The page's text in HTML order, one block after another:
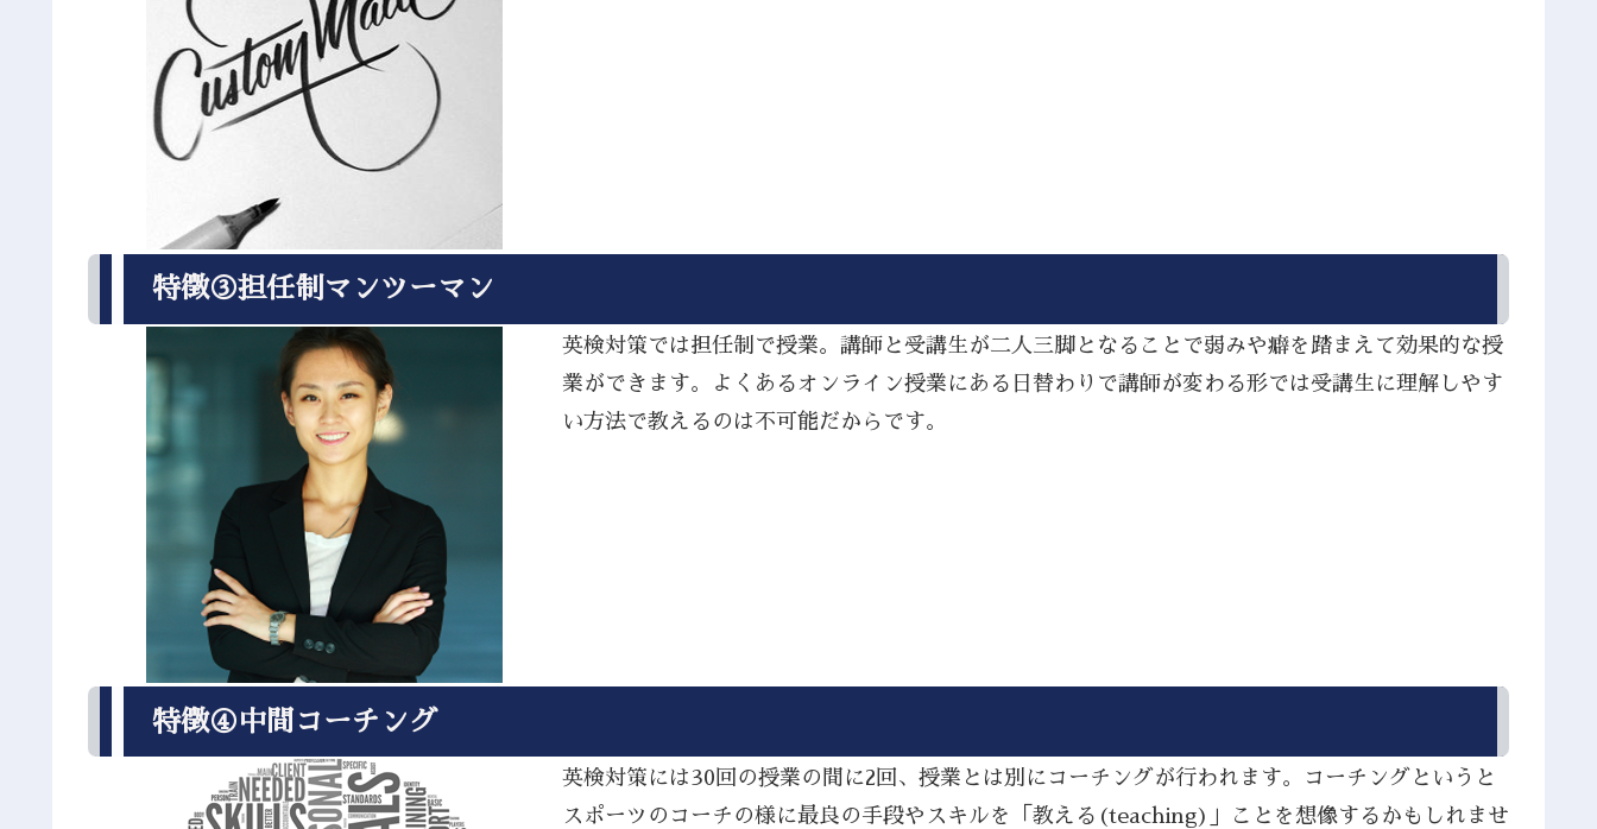
特徴③担任制マンツーマン
英検対策では担任制で授業。講師と受講生が二人三脚となることで弱みや癖を踏まえて効果的な授
業ができます。よくあるオンライン授業にある日替わりで講師が変わる形では受講生に理解しやす
い方法で教えるのは不可能だからです。
特徴④中間コーチング
英検対策には30回の授業の間に2回、授業とは別にコーチングが行われます。コーチングというと
スポーツのコーチの様に最良の手段やスキルを「教える(teaching)」ことを想像するかもしれませ